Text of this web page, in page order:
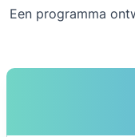
Een programma